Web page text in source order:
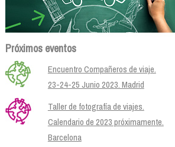
Próximos eventos
Encuentro Compañeros de viaje.
23-24-25 Junio 2023. Madrid
Taller de fotografía de viajes.
Calendario de 2023 próximamente.
Barcelona